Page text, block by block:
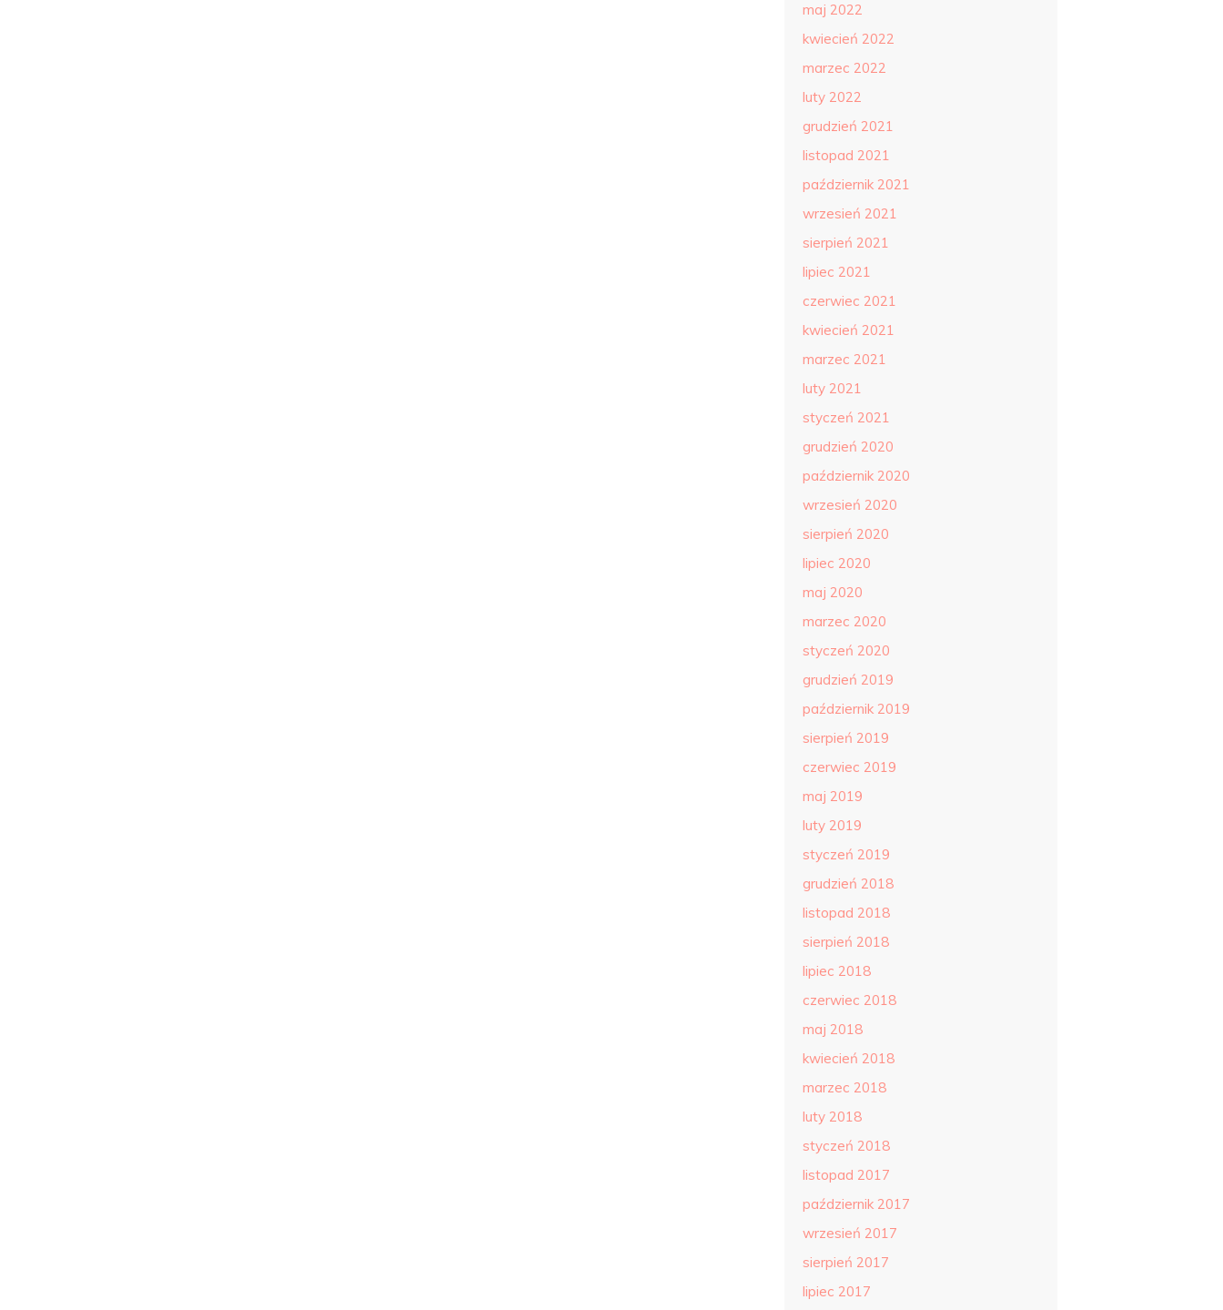
maj 2022
kwiecień 2022
marzec 2022
luty 2022
grudzień 2021
listopad 2021
październik 2021
wrzesień 2021
sierpień 2021
lipiec 2021
czerwiec 2021
kwiecień 2021
marzec 2021
luty 2021
styczeń 2021
grudzień 2020
październik 2020
wrzesień 2020
sierpień 2020
lipiec 2020
maj 2020
marzec 2020
styczeń 2020
grudzień 2019
październik 2019
sierpień 2019
czerwiec 2019
maj 2019
luty 2019
styczeń 2019
grudzień 2018
listopad 2018
sierpień 2018
lipiec 2018
czerwiec 2018
maj 2018
kwiecień 2018
marzec 2018
luty 2018
styczeń 2018
listopad 2017
październik 2017
wrzesień 2017
sierpień 2017
lipiec 2017